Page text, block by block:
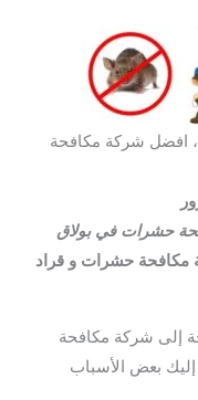
، افضل شركة مكافحة
حشرات في بولاق
مكافحة حشرات و قراد
إلى شركة مكافحة
بعض الأسباب